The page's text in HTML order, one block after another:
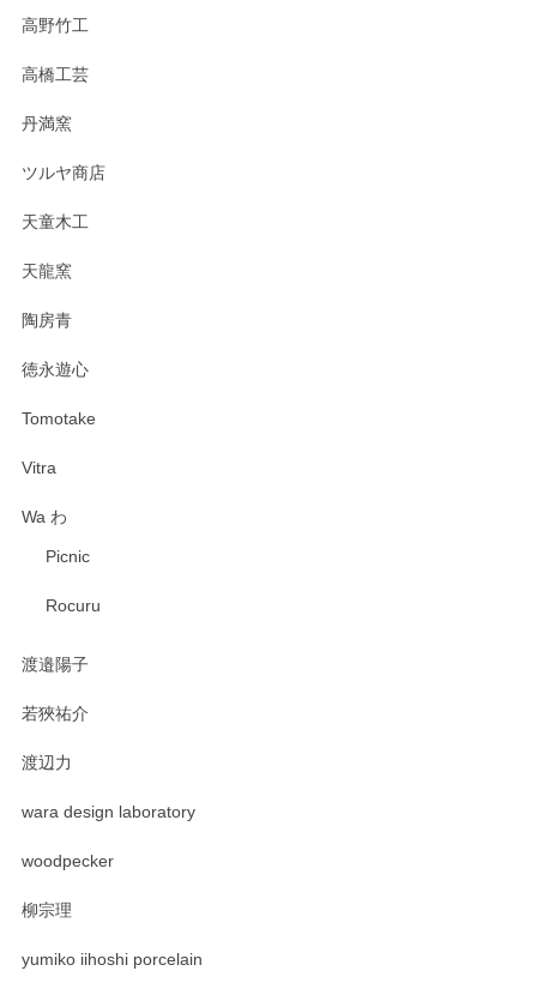
高野竹工
高橋工芸
丹満窯
ツルヤ商店
天童木工
天龍窯
陶房青
徳永遊心
Tomotake
Vitra
Wa わ
Picnic
Rocuru
渡邉陽子
若狹祐介
渡辺力
wara design laboratory
woodpecker
柳宗理
yumiko iihoshi porcelain